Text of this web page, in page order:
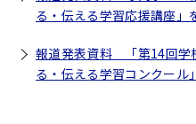
る・伝える学習応援講座」
報道発表資料 「第14回学
る・伝える学習コンクール